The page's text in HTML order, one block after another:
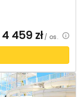
4 459 zł/ os.